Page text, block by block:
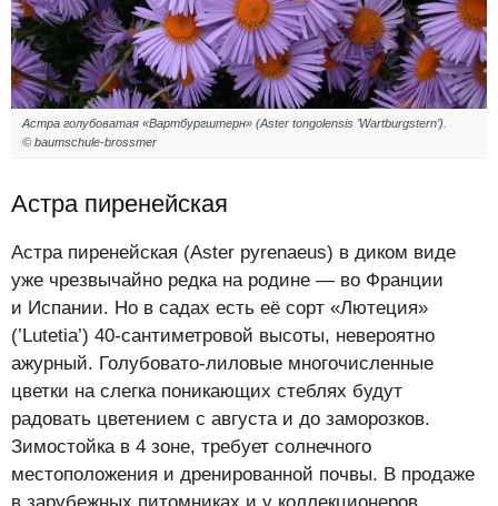
Астра голубоватая «Вартбургштерн» (Aster tongolensis ’Wartburgstern’).
© baumschule-brossmer
Астра пиренейская
Астра пиренейская (Aster pyrenaeus) в диком виде
уже чрезвычайно редка на родине — во Франции
и Испании. Но в садах есть её сорт «Лютеция»
(’Lutetia’) 40-сантиметровой высоты, невероятно
ажурный. Голубовато-лиловые многочисленные
цветки на слегка поникающих стеблях будут
радовать цветением с августа и до заморозков.
Зимостойка в 4 зоне, требует солнечного
местоположения и дренированной почвы. В продаже